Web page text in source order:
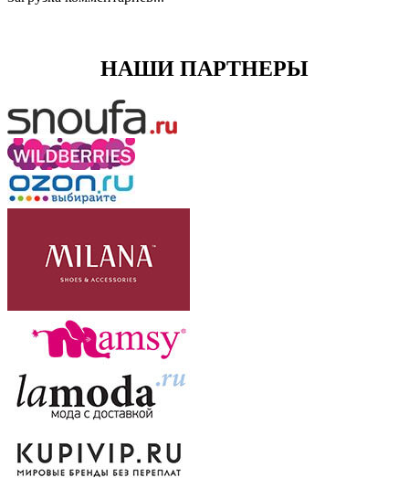
НАШИ ПАРТНЕРЫ